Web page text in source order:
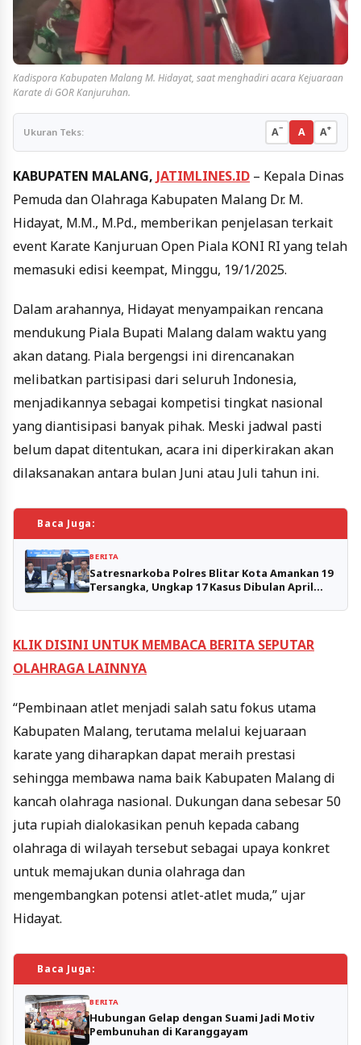
Kadispora Kabupaten Malang M. Hidayat, saat menghadiri acara Kejuaraan
Karate di GOR Kanjuruhan.
Ukuran Teks: A− A A+
KABUPATEN MALANG, JATIMLINES.ID – Kepala Dinas
Pemuda dan Olahraga Kabupaten Malang Dr. M.
Hidayat, M.M., M.Pd., memberikan penjelasan terkait
event Karate Kanjuruan Open Piala KONI RI yang telah
memasuki edisi keempat, Minggu, 19/1/2025.
Dalam arahannya, Hidayat menyampaikan rencana
mendukung Piala Bupati Malang dalam waktu yang
akan datang. Piala bergengsi ini direncanakan
melibatkan partisipasi dari seluruh Indonesia,
menjadikannya sebagai kompetisi tingkat nasional
yang diantisipasi banyak pihak. Meski jadwal pasti
belum dapat ditentukan, acara ini diperkirakan akan
dilaksanakan antara bulan Juni atau Juli tahun ini.
Baca Juga:
BERITA
Satresnarkoba Polres Blitar Kota Amankan 19
Tersangka, Ungkap 17 Kasus Dibulan April
KLIK DISINI UNTUK MEMBACA BERITA SEPUTAR
OLAHRAGA LAINNYA
“Pembinaan atlet menjadi salah satu fokus utama
Kabupaten Malang, terutama melalui kejuaraan
karate yang diharapkan dapat meraih prestasi
sehingga membawa nama baik Kabupaten Malang di
kancah olahraga nasional. Dukungan dana sebesar 50
juta rupiah dialokasikan penuh kepada cabang
olahraga di wilayah tersebut sebagai upaya konkret
untuk memajukan dunia olahraga dan
mengembangkan potensi atlet-atlet muda,” ujar
Hidayat.
Baca Juga:
BERITA
Hubungan Gelap dengan Suami Jadi Motiv
Pembunuhan di Karanggayam